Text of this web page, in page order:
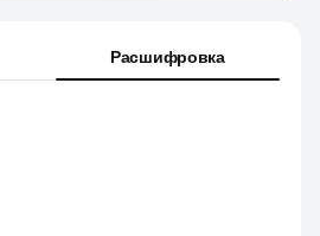
Расшифровка